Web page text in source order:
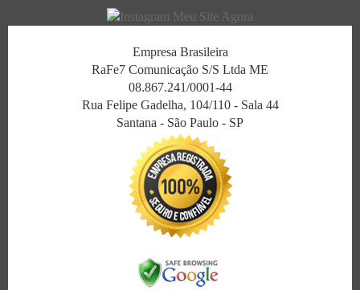
Empresa Brasileira
RaFe7 Comunicação S/S Ltda ME
08.867.241/0001-44
Rua Felipe Gadelha, 104/110 - Sala 44
Santana - São Paulo - SP